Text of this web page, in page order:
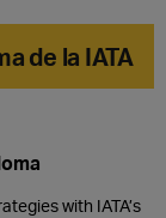
de la IATA
with IATA’s